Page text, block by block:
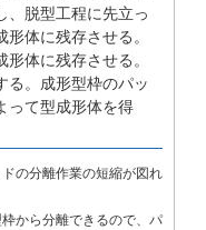
、脱型工程に先立っ
体に残存させる。
体に残存させる。
る。成形型枠のパッ
って型成形体を得
の分離作業の短縮が図れ
から分離できるので、パ